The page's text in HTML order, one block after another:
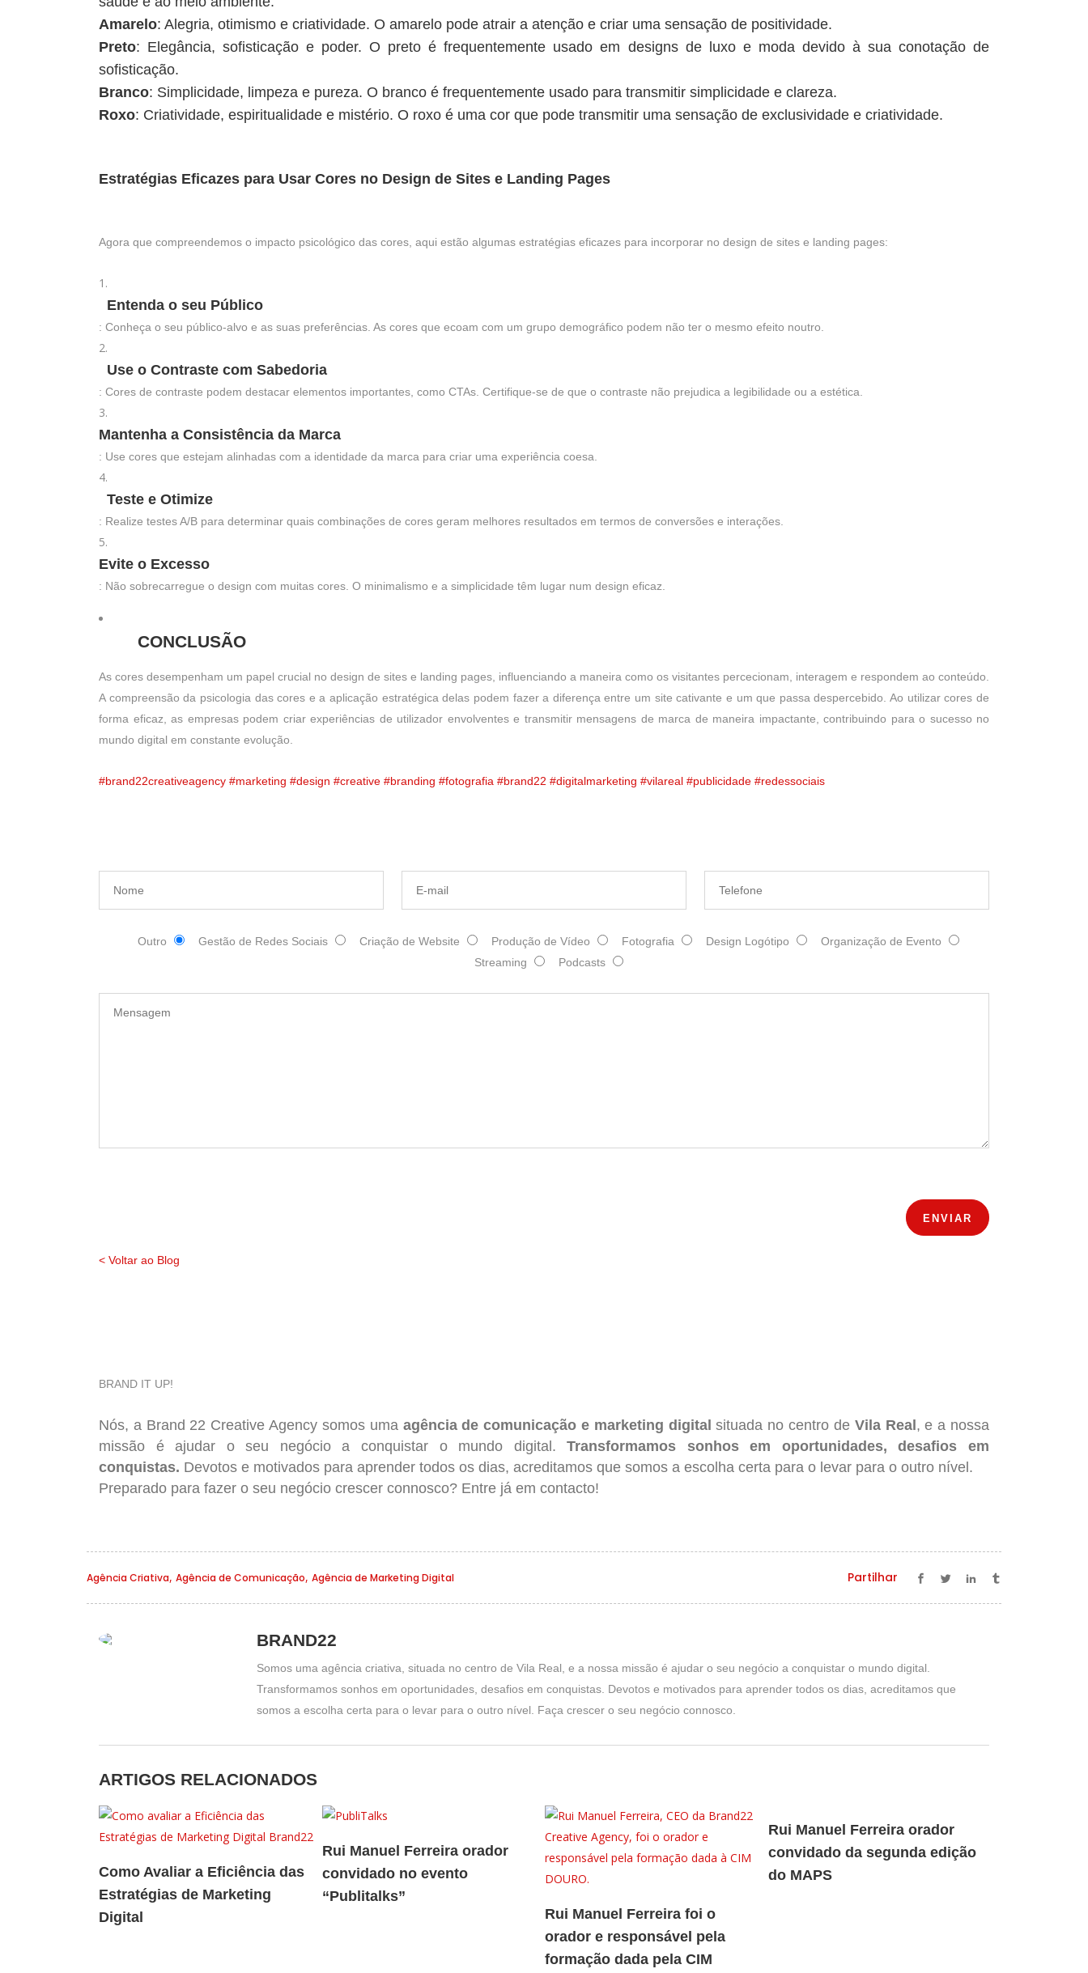
Amarelo: Alegria, otimismo e criatividade. O amarelo pode atrair a atenção e criar uma sensação de positividade.
Preto: Elegância, sofisticação e poder. O preto é frequentemente usado em designs de luxo e moda devido à sua conotação de
sofisticação.
Branco: Simplicidade, limpeza e pureza. O branco é frequentemente usado para transmitir simplicidade e clareza.
Roxo: Criatividade, espiritualidade e mistério. O roxo é uma cor que pode transmitir uma sensação de exclusividade e criatividade.
Estratégias Eficazes para Usar Cores no Design de Sites e Landing Pages
Agora que compreendemos o impacto psicológico das cores, aqui estão algumas estratégias eficazes para incorporar no design de sites e landing pages:
Entenda o seu Público
: Conheça o seu público-alvo e as suas preferências. As cores que ecoam com um grupo demográfico podem não ter o mesmo efeito noutro.
Use o Contraste com Sabedoria
: Cores de contraste podem destacar elementos importantes, como CTAs. Certifique-se de que o contraste não prejudica a legibilidade ou a estética.
Mantenha a Consistência da Marca
: Use cores que estejam alinhadas com a identidade da marca para criar uma experiência coesa.
Teste e Otimize
: Realize testes A/B para determinar quais combinações de cores geram melhores resultados em termos de conversões e interações.
Evite o Excesso
: Não sobrecarregue o design com muitas cores. O minimalismo e a simplicidade têm lugar num design eficaz.
CONCLUSÃO
As cores desempenham um papel crucial no design de sites e landing pages, influenciando a maneira como os visitantes percecionam, interagem e respondem ao conteúdo.
A compreensão da psicologia das cores e a aplicação estratégica delas podem fazer a diferença entre um site cativante e um que passa despercebido. Ao utilizar cores de
forma eficaz, as empresas podem criar experiências de utilizador envolventes e transmitir mensagens de marca de maneira impactante, contribuindo para o sucesso no
mundo digital em constante evolução.
#brand22creativeagency #marketing #design #creative #branding #fotografia #brand22 #digitalmarketing #vilareal #publicidade #redessociais
Outro Gestão de Redes Sociais Criação de Website Produção de Vídeo Fotografia Design Logótipo
Organização de Evento
Streaming
Podcasts
< Voltar ao Blog
BRAND IT UP!
Nós, a Brand 22 Creative Agency somos uma agência de comunicação e marketing digital situada no centro deVila Real , e a nossa
missão é ajudar o seu negócio a conquistar o mundo digital.Transformamos sonhos em oportunidades, desafios em
conquistas. Devotos e motivados para aprender todos os dias, acreditamos que somos a escolha certa para o levar para o outro nível.
Preparado para fazer o seu negócio crescer connosco? Entre já em contacto!
Agência Criativa, Agência de Comunicação, Agência de Marketing Digital Partilhar
BRAND22
Somos uma agência criativa, situada no centro de Vila Real, e a nossa missão é ajudar o seu negócio a conquistar o mundo digital.
Transformamos sonhos em oportunidades, desafios em conquistas. Devotos e motivados para aprender todos os dias, acreditamos que
somos a escolha certa para o levar para o outro nível. Faça crescer o seu negócio connosco.
Como Avaliar a Eficiência das
Estratégias de Marketing
Digital
Rui Manuel Ferreira orador
convidado no evento
“Publitalks”
Rui Manuel Ferreira foi o
orador e responsável pela
formação dada pela CIM
Rui Manuel Ferreira orador
convidado da segunda edição
do MAPS